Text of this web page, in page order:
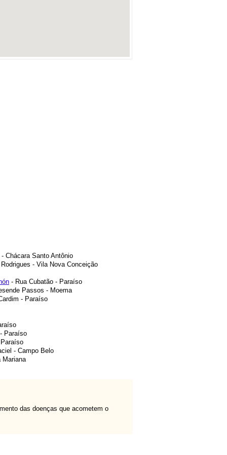
Chácara Santo Antônio
- Vila Nova Conceição
- Rua Cubatão - Paraíso
Passos - Moema
- Paraíso
Paraíso
- Campo Belo
Mariana
das doenças que acometem o